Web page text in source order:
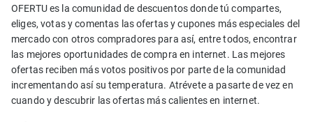
OFERTU es la comunidad de descuentos donde tú compartes,
eliges, votas y comentas las ofertas y cupones más especiales del
mercado con otros compradores para así, entre todos, encontrar
las mejores oportunidades de compra en internet. Las mejores
ofertas reciben más votos positivos por parte de la comunidad
incrementando así su temperatura. Atrévete a pasarte de vez en
cuando y descubrir las ofertas más calientes en internet.